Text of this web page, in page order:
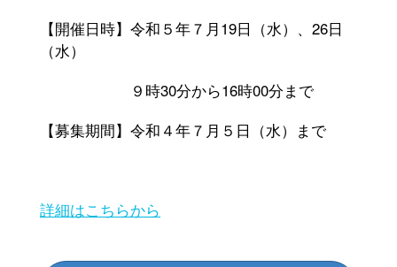
【開催日時】令和５年７月19日（水）、26日
（水）
９時30分から16時00分まで
【募集期間】令和４年７月５日（水）まで
詳細はこちらから